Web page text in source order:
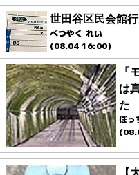
世田谷区民会館
べつやく れい
(08.04 16:00)
「
は
た
ぼっ
【